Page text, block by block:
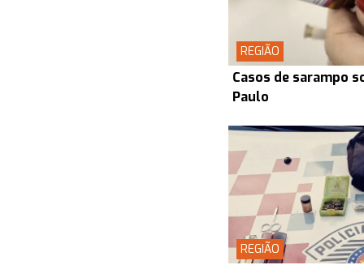
REGIÃO
Casos de sarampo
Paulo
REGIÃO